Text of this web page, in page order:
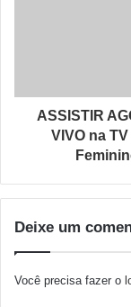
ASSISTIR
VIVO na
Deixe um
Você precisa fazer o